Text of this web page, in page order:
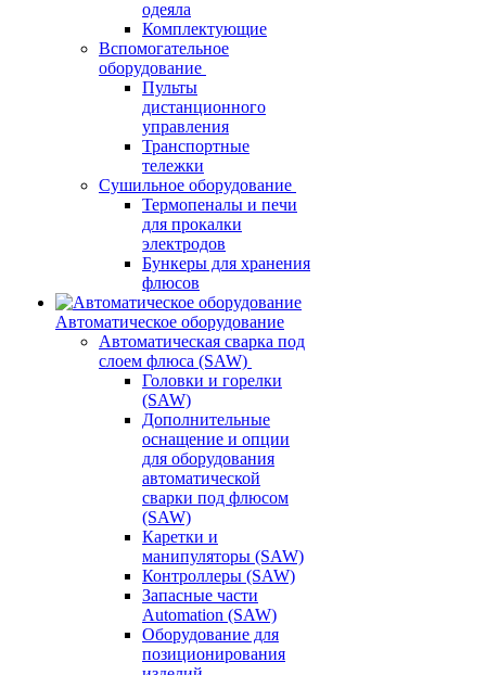
одеяла
Комплектующие
Вспомогательное
оборудование
Пульты
дистанционного
управления
Транспортные
тележки
Сушильное оборудование
Термопеналы и печи
для прокалки
электродов
Бункеры для хранения
флюсов
Автоматическое оборудование
Автоматическая сварка под
слоем флюса (SAW)
Головки и горелки
(SAW)
Дополнительные
оснащение и опции
для оборудования
автоматической
сварки под флюсом
(SAW)
Каретки и
манипуляторы (SAW)
Контроллеры (SAW)
Запасные части
Automation (SAW)
Оборудование для
позиционирования